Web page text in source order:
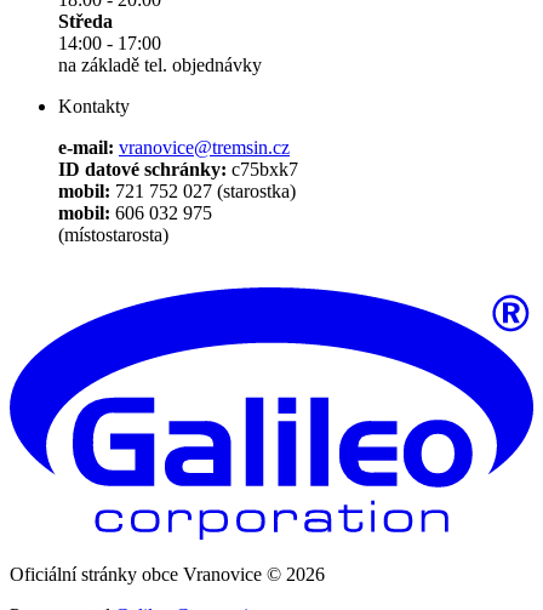
Středa
14:00 - 17:00
na základě tel. objednávky
Kontakty
e-mail: vranovice@tremsin.cz
ID datové schránky: c75bxk7
mobil: 721 752 027 (starostka)
mobil: 606 032 975
(místostarosta)
Oficiální stránky obce Vranovice © 2026